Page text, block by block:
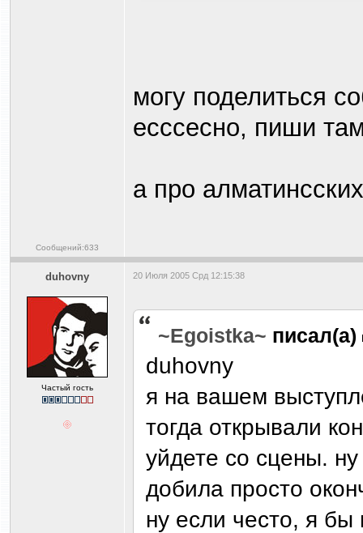
Сообщений:633
могу поделиться
есссесно, пиши
а про
duhovny
Частый гость
20 Июля 2005 Срд 12:15:38
~Egoistka~ писал(а)
duhovny
я на вашем
тогда открывали
уйдете со сцены.
добила просто
ну если често, я